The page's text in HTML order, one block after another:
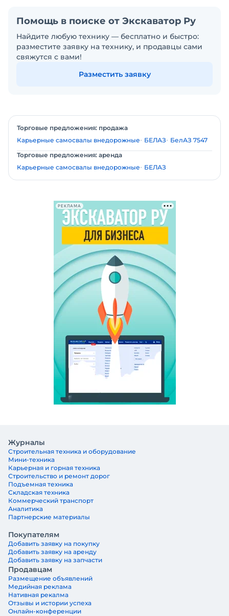
Помощь в поиске от Экскаватор Ру
Найдите любую технику — бесплатно и быстро:
разместите заявку на технику, и продавцы сами
свяжутся с вами!
Разместить заявку
Торговые предложения: продажа
Карьерные самосвалы внедорожные
БЕЛАЗ
БелАЗ 7547
Торговые предложения: аренда
Карьерные самосвалы внедорожные
БЕЛАЗ
РЕКЛАМА
Журналы
Строительная техника и оборудование
Мини-техника
Карьерная и горная техника
Строительство и ремонт дорог
Подъемная техника
Складская техника
Коммерческий транспорт
Аналитика
Партнерские материалы
Покупателям
Добавить заявку на покупку
Добавить заявку на аренду
Добавить заявку на запчасти
Продавцам
Размещение объявлений
Медийная реклама
Нативная рекалма
Отзывы и истории успеха
Онлайн-конференции